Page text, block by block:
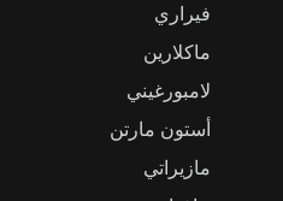
فيراري
ماكلارين
لامبورغيني
أستون مارتن
مازيراتي